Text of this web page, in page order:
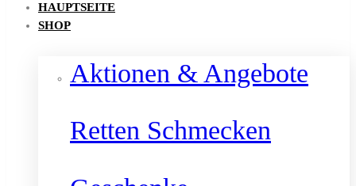
HAUPTSEITE
SHOP
Aktionen & Angebote
Retten Schmecken